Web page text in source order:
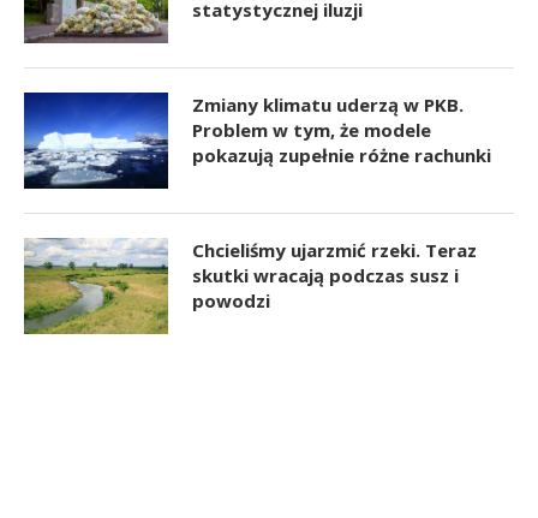
statystycznej iluzji
Zmiany klimatu uderzą w PKB.
Problem w tym, że modele
pokazują zupełnie różne rachunki
Chcieliśmy ujarzmić rzeki. Teraz
skutki wracają podczas susz i
powodzi